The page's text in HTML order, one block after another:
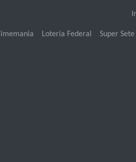
Timemania Loteria Federal Super Sete